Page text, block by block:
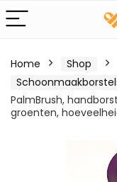
Home Shop
PalmBrush,
groenten,